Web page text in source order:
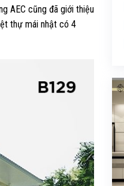
AEC cũng đã giới thiệu
thự mái nhật có 4